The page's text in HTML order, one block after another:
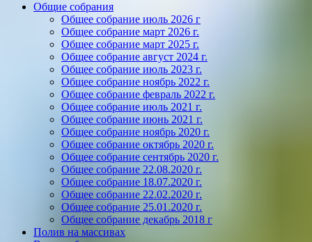
Общие собрания
Общее собрание июль 2026 г
Общее собрание март 2026 г.
Общее собрание март 2025 г.
Общее собрание август 2024 г.
Общее собрание июль 2023 г.
Общее собрание ноябрь 2022 г.
Общее собрание февраль 2022 г.
Общее собрание июль 2021 г.
Общее собрание июнь 2021 г.
Общее собрание ноябрь 2020 г.
Общее собрание октябрь 2020 г.
Общее собрание сентябрь 2020 г.
Общее собрание 22.08.2020 г.
Общее собрание 18.07.2020 г.
Общее собрание 22.02.2020 г.
Общее собрание 25.01.2020 г.
Общее собрание декабрь 2018 г
Полив на массивах